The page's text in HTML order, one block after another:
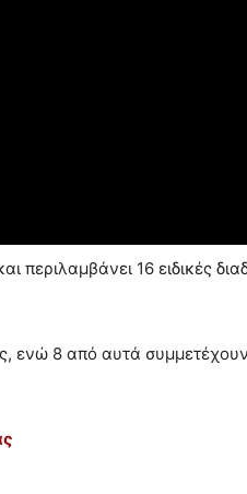
περιλαμβάνει 16 ειδικές
ενώ 8 από αυτά συμμετέχουν